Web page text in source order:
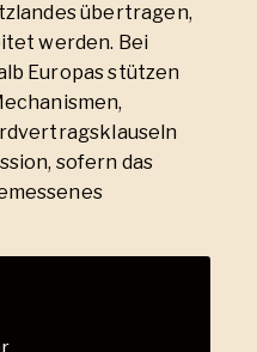
übertragen,
werden. Bei
Europas stützen
sofern das